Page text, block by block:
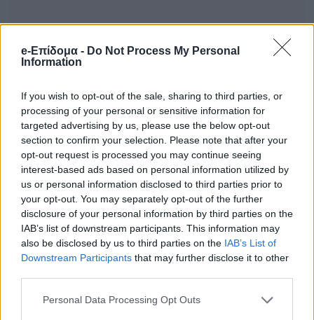
e-Επίδομα - Do Not Process My Personal
Information
If you wish to opt-out of the sale, sharing to third parties, or
processing of your personal or sensitive information for
targeted advertising by us, please use the below opt-out
section to confirm your selection. Please note that after your
opt-out request is processed you may continue seeing
interest-based ads based on personal information utilized by
us or personal information disclosed to third parties prior to
your opt-out. You may separately opt-out of the further
disclosure of your personal information by third parties on the
IAB’s list of downstream participants. This information may
also be disclosed by us to third parties on the IAB’s List of
Downstream Participants that may further disclose it to other
Personal Data Processing Opt Outs
Ειδήσεις σήμερα
Εκτός από λαγοκέφαλους και
μέδουσες: Aυτά είναι τα 250 ξενικά
είδη που έχουν κατακλύσει τις
ελληνικές θάλασσες-Ποια είναι τοξικά
κι επικίνδυνα
Αυτές είναι οι συνέπειες του να
κοιμάσαι με αυτο
Πέθανε στη Λέρο όπου έκανε διακοπές